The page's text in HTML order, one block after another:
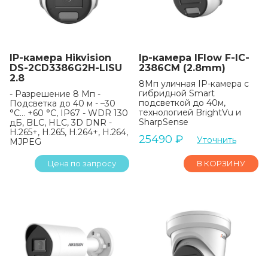
IP-камера Hikvision
DS-2CD3386G2H-LISU
2.8
- Разрешение 8 Мп -
Подсветка до 40 м - –30
°C… +60 °C, IP67 - WDR 130
дБ, BLC, HLC, 3D DNR -
H.265+, H.265, H.264+, H.264,
MJPEG
Цена по запросу
Ip-камера IFlow F-IC-
2386CM (2.8mm)
8Мп уличная IP-камера с
гибридной Smart
подсветкой до 40м,
технологией BrightVu и
SharpSense
25490 ₽ Уточнить
В КОРЗИНУ